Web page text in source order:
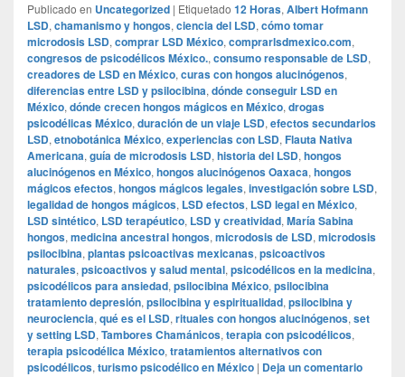
Publicado en Uncategorized | Etiquetado 12 Horas, Albert Hofmann
LSD, chamanismo y hongos, ciencia del LSD, cómo tomar
microdosis LSD, comprar LSD México, comprarlsdmexico.com,
congresos de psicodélicos México., consumo responsable de LSD,
creadores de LSD en México, curas con hongos alucinógenos,
diferencias entre LSD y psilocibina, dónde conseguir LSD en
México, dónde crecen hongos mágicos en México, drogas
psicodélicas México, duración de un viaje LSD, efectos secundarios
LSD, etnobotánica México, experiencias con LSD, Flauta Nativa
Americana, guía de microdosis LSD, historia del LSD, hongos
alucinógenos en México, hongos alucinógenos Oaxaca, hongos
mágicos efectos, hongos mágicos legales, investigación sobre LSD,
legalidad de hongos mágicos, LSD efectos, LSD legal en México,
LSD sintético, LSD terapéutico, LSD y creatividad, María Sabina
hongos, medicina ancestral hongos, microdosis de LSD, microdosis
psilocibina, plantas psicoactivas mexicanas, psicoactivos
naturales, psicoactivos y salud mental, psicodélicos en la medicina,
psicodélicos para ansiedad, psilocibina México, psilocibina
tratamiento depresión, psilocibina y espiritualidad, psilocibina y
neurociencia, qué es el LSD, rituales con hongos alucinógenos, set
y setting LSD, Tambores Chamánicos, terapia con psicodélicos,
terapia psicodélica México, tratamientos alternativos con
psicodélicos, turismo psicodélico en México | Deja un comentario